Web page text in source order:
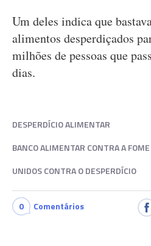
Um deles indica que
alimentos desperdiçados
milhões de pessoas que
dias.
DESPERDÍCIO ALIMENTAR
BANCO ALIMENTAR CONTRA A FOME
UNIDOS CONTRA O DESPERDÍCIO
0 Comentários